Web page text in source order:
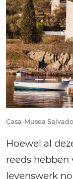
Casa-Musea
Hoewel al
reeds hebben
levenswerk